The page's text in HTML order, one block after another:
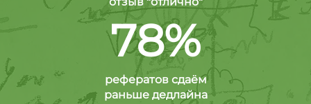
78%
рефератов сдаём
раньше дедлайна